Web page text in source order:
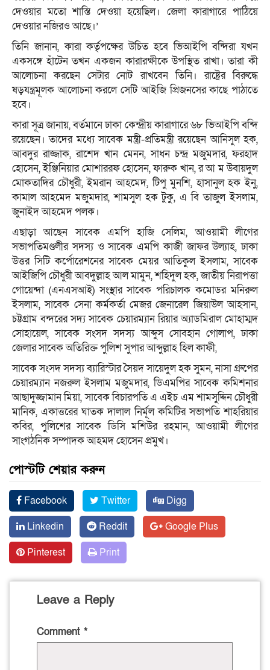
দেওয়ার মতো শাস্তি দেওয়া হয়েছিল। জেলা কারাগারে পাঠিয়ে
দেওয়ার নজিরও আছে।’
তিনি জানান, কারা কর্তৃপক্ষের উচিত হবে ভিআইপি বন্দিরা যখন
একসঙ্গে হাঁটেন তখন একজন কারারক্ষীকে উপস্থিত রাখা। তারা কী
আলোচনা করছেন সেটার নোট রাখবেন তিনি। রাষ্ট্রের বিরুদ্ধে
ষড়যন্ত্রমূলক আলোচনা করলে সেটি আইজি প্রিজনসের কাছে পাঠাতে
হবে।
কারা সূত্র জানায়, বর্তমানে ঢাকা কেন্দ্রীয় কারাগারে ৬৮ ভিআইপি বন্দি
রয়েছেন। তাদের মধ্যে সাবেক মন্ত্রী-প্রতিমন্ত্রী রয়েছেন আনিসুল হক,
আবদুর রাজ্জাক, রাশেদ খান মেনন, সাধন চন্দ্র মজুমদার, ফরহাদ
হোসেন, ইঞ্জিনিয়ার মোশাররফ হোসেন, ফারুক খান, র আ ম উবায়দুল
মোকতাদির চৌধুরী, ইমরান আহমেদ, টিপু মুনশি, হাসানুল হক ইনু,
কামাল আহমেদ মজুমদার, শামসুল হক টুকু, এ বি তাজুল ইসলাম,
জুনাইদ আহমেদ পলক।
এছাড়া আছেন সাবেক এমপি হাজি সেলিম, আওয়ামী লীগের
সভাপতিমণ্ডলীর সদস্য ও সাবেক এমপি কাজী জাফর উল্যাহ, ঢাকা
উত্তর সিটি কর্পোরেশনের সাবেক মেয়র আতিকুল ইসলাম, সাবেক
আইজিপি চৌধুরী আবদুল্লাহ আল মামুন, শহিদুল হক, জাতীয় নিরাপত্তা
গোয়েন্দা (এনএসআই) সংস্থার সাবেক পরিচালক কমোডর মনিরুল
ইসলাম, সাবেক সেনা কর্মকর্তা মেজর জেনারেল জিয়াউল আহসান,
চট্টগ্রাম বন্দরের সদ্য সাবেক চেয়ারম্যান রিয়ার অ্যাডমিরাল মোহাম্মদ
সোহায়েল, সাবেক সংসদ সদস্য আব্দুস সোবহান গোলাপ, ঢাকা
জেলার সাবেক অতিরিক্ত পুলিশ সুপার আব্দুল্লাহ হিল কাফী,
সাবেক সংসদ সদস্য ব্যারিস্টার সৈয়দ সায়েদুল হক সুমন, নাসা গ্রুপের
চেয়ারম্যান নজরুল ইসলাম মজুমদার, ডিএমপির সাবেক কমিশনার
আছাদুজ্জামান মিয়া, সাবেক বিচারপতি এ এইচ এম শামসুদ্দিন চৌধুরী
মানিক, একাত্তরের ঘাতক দালাল নির্মূল কমিটির সভাপতি শাহরিয়ার
কবির, পুলিশের সাবেক ডিসি মশিউর রহমান, আওয়ামী লীগের
সাংগঠনিক সম্পাদক আহমদ হোসেন প্রমুখ।
পোস্টটি শেয়ার করুন
Facebook Twitter
Digg
Linkedin
Reddit
Google Plus
Pinterest
Print
Leave a Reply
Comment *